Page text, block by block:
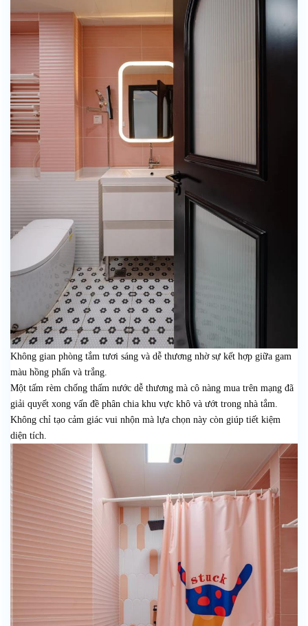
Không gian phòng tắm tươi sáng và dễ thương nhờ sự kết hợp giữa gam
màu hồng phấn và trắng.
Một tấm rèm chống thấm nước dễ thương mà cô nàng mua trên mạng đã
giải quyết xong vấn đề phân chia khu vực khô và ướt trong nhà tắm.
Không chỉ tạo cảm giác vui nhộn mà lựa chọn này còn giúp tiết kiệm
diện tích.